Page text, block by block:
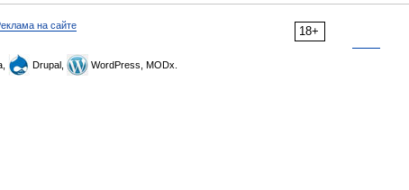
18+
на сайте
Drupal, WordPress, MODx.